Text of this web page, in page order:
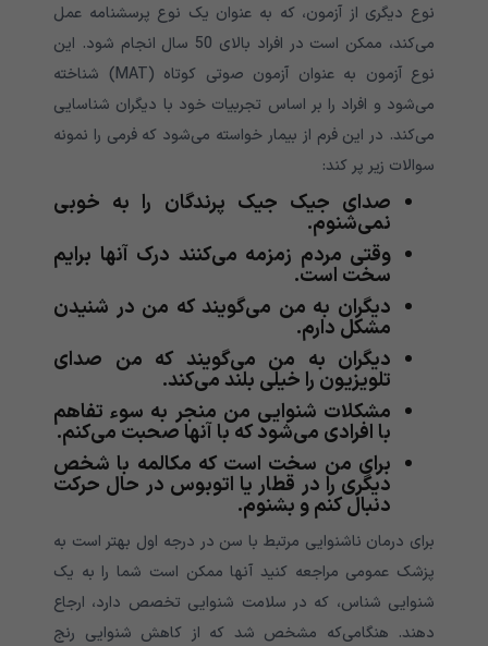
نوع دیگری از آزمون، که به عنوان یک نوع پرسشنامه عمل
می‌‌‌‌‌‌‌‌‌‌‌‌‌‌‌‌‌‌‌‌‌‌‌‌‌‌‌‌‌‌‌‌‌‌‌‌‌کند، ممکن است در افراد بالای 50 سال انجام شود. این
نوع آزمون به عنوان آزمون صوتی کوتاه (MAT) شناخته
می‌‌‌‌‌‌‌‌‌‌‌‌‌‌‌‌‌‌‌‌‌‌‌‌‌‌‌‌‌‌‌‌‌‌‌‌‌شود و افراد را بر اساس تجربیات خود با دیگران شناسایی
می‌‌‌‌‌‌‌‌‌‌‌‌‌‌‌‌‌‌‌‌‌‌‌‌‌‌‌‌‌‌‌‌‌‌‌‌‌کند. در این فرم از بیمار خواسته می‌‌‌‌‌‌‌‌‌‌‌‌‌‌‌‌‌‌‌‌‌‌‌‌‌‌‌‌‌‌‌‌‌‌‌‌‌شود که فرمی‌‌‌‌‌‌‌‌‌‌‌‌‌‌‌‌‌‌‌‌‌‌‌‌‌‌‌‌‌‌‌‌‌‌‌‌‌ را نمونه
سوالات زیر پر کند:
صدای جیک جیک پرندگان را به خوبی
نمی‌‌‌‌‌‌‌‌‌‌‌‌‌‌‌‌‌‌‌‌‌‌‌‌‌‌‌‌‌‌‌‌‌‌‌‌‌شنوم.
وقتی مردم زمزمه می‌‌‌‌‌‌‌‌‌‌‌‌‌‌‌‌‌‌‌‌‌‌‌‌‌‌‌‌‌‌‌‌‌‌‌‌‌کنند درک آنها برایم
سخت است.
دیگران به من می‌‌‌‌‌‌‌‌‌‌‌‌‌‌‌‌‌‌‌‌‌‌‌‌‌‌‌‌‌‌‌‌‌‌‌‌‌گویند که من در شنیدن
مشکل دارم.
دیگران به من می‌‌‌‌‌‌‌‌‌‌‌‌‌‌‌‌‌‌‌‌‌‌‌‌‌‌‌‌‌‌‌‌‌‌‌‌‌گویند که من صدای
تلویزیون را خیلی بلند می‌‌‌‌‌‌‌‌‌‌‌‌‌‌‌‌‌‌‌‌‌‌‌‌‌‌‌‌‌‌‌‌‌‌‌‌‌کند.
مشکلات شنوایی من منجر به سوء تفاهم
با افرادی می‌‌‌‌‌‌‌‌‌‌‌‌‌‌‌‌‌‌‌‌‌‌‌‌‌‌‌‌‌‌‌‌‌‌‌‌‌شود که با آنها صحبت می‌‌‌‌‌‌‌‌‌‌‌‌‌‌‌‌‌‌‌‌‌‌‌‌‌‌‌‌‌‌‌‌‌‌‌‌‌کنم.
برای من سخت است که مکالمه با شخص
دیگری را در قطار یا اتوبوس در حال حرکت
دنبال کنم و بشنوم.
برای درمان ناشنوایی مرتبط با سن در درجه اول بهتر است به
پزشک عمومی‌‌‌‌‌‌‌‌‌‌‌‌‌‌‌‌‌‌‌‌‌‌‌‌‌‌‌‌‌‌‌‌‌‌‌‌‌ مراجعه کنید آنها ممکن است شما را به یک
شنوایی شناس، که در سلامت شنوایی تخصص دارد، ارجاع
دهند. هنگامی‌‌‌‌‌‌‌‌‌‌‌‌‌‌‌‌‌‌‌‌‌‌‌‌‌‌‌‌‌‌‌‌‌‌‌‌‌که مشخص شد که از کاهش شنوایی رنج